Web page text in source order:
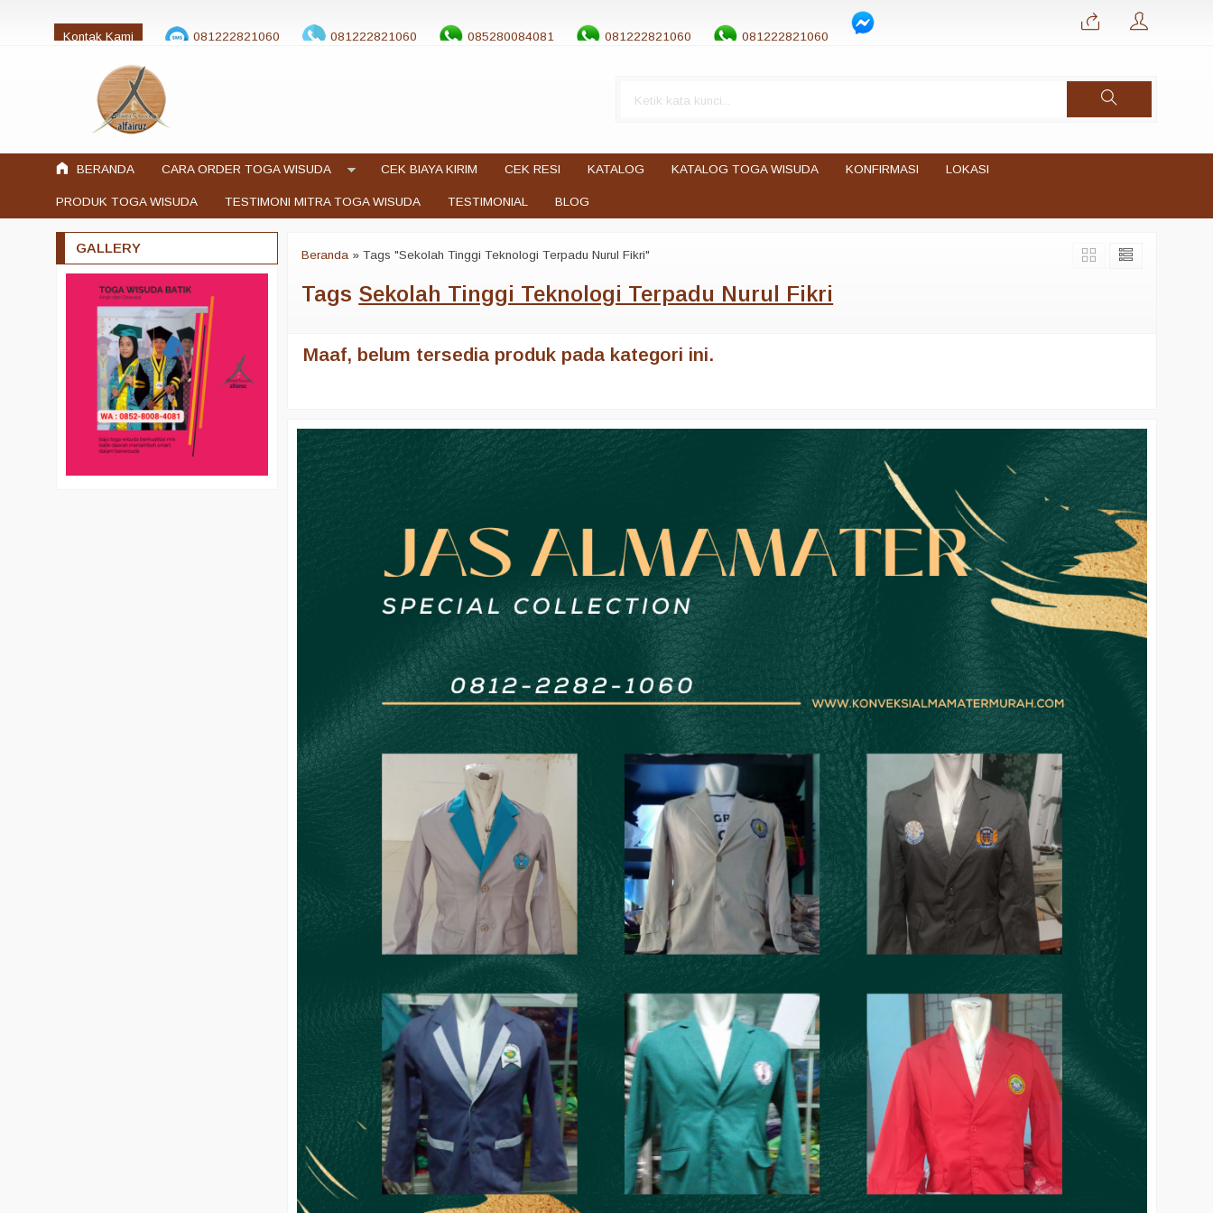
Kontak Kami 081222821060 081222821060 085280084081 081222821060 081222821060
jualtogawisuda@gmail.com
BERANDA CARA ORDER TOGA WISUDA CEK BIAYA KIRIM CEK RESI KATALOG KATALOG TOGA WISUDA KONFIRMASI LOKASI
PRODUK TOGA WISUDA TESTIMONI MITRA TOGA WISUDA TESTIMONIAL BLOG
Beranda »Tags "Sekolah Tinggi Teknologi Terpadu Nurul Fikri"
Tags Sekolah Tinggi Teknologi Terpadu Nurul Fikri
Maaf, belum tersedia produk pada kategori ini.
GALLERY